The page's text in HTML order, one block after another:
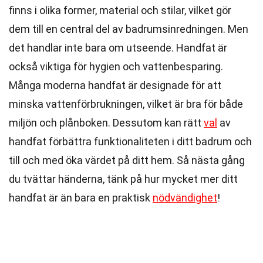
finns i olika former, material och stilar, vilket gör
dem till en central del av badrumsinredningen. Men
det handlar inte bara om utseende. Handfat är
också viktiga för hygien och vattenbesparing.
Många moderna handfat är designade för att
minska vattenförbrukningen, vilket är bra för både
miljön och plånboken. Dessutom kan rätt val av
handfat förbättra funktionaliteten i ditt badrum och
till och med öka värdet på ditt hem. Så nästa gång
du tvättar händerna, tänk på hur mycket mer ditt
handfat är än bara en praktisk nödvändighet!